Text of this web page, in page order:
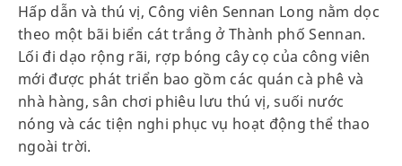
Hấp dẫn và thú vị, Công viên Sennan Long nằm dọc
theo một bãi biển cát trắng ở Thành phố Sennan.
Lối đi dạo rộng rãi, rợp bóng cây cọ của công viên
mới được phát triển bao gồm các quán cà phê và
nhà hàng, sân chơi phiêu lưu thú vị, suối nước
nóng và các tiện nghi phục vụ hoạt động thể thao
ngoài trời.